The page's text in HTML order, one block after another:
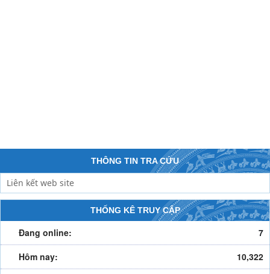
(15/07/2024)
THÔNG TIN TRA CỨU
THỐNG KÊ TRUY CẬP
Đang online:
7
Hôm nay:
10,322